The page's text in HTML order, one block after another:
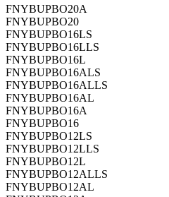
FNYBUPBO20A
FNYBUPBO20
FNYBUPBO16LS
FNYBUPBO16LLS
FNYBUPBO16L
FNYBUPBO16ALS
FNYBUPBO16ALLS
FNYBUPBO16AL
FNYBUPBO16A
FNYBUPBO16
FNYBUPBO12LS
FNYBUPBO12LLS
FNYBUPBO12L
FNYBUPBO12ALLS
FNYBUPBO12AL